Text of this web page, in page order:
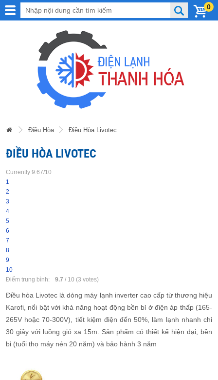
0
Điều Hòa Điều Hòa Livotec
ĐIỀU HÒA LIVOTEC
Currently 9.67/10
1
2
3
4
5
6
7
8
9
10
Điểm trung bình:
9.7 / 10 (3 votes)
Điều hòa Livotec là dòng máy lạnh inverter cao cấp từ thương hiệu
Karofi, nổi bật với khả năng hoạt động bền bỉ ở điện áp thấp (165-
265V hoặc 70-300V), tiết kiệm điện đến 50%, làm lạnh nhanh chỉ
30 giây với luồng gió xa 15m. Sản phẩm có thiết kế hiện đại, bền
bỉ (tuổi thọ máy nén 20 năm) và bảo hành 3 năm